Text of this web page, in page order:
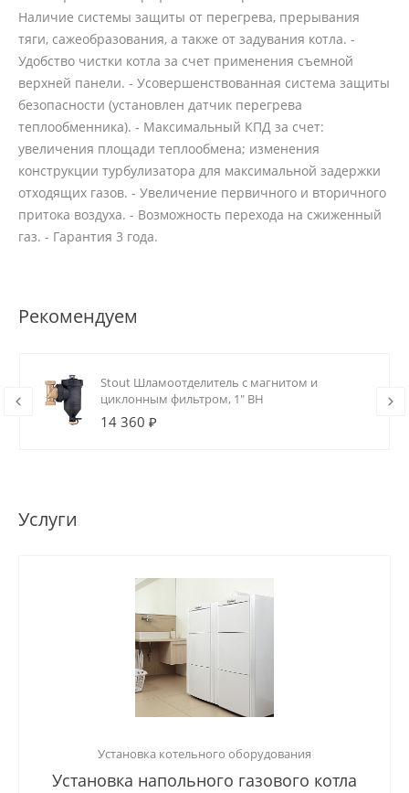
Наличие системы защиты от перегрева, прерывания
тяги, сажеобразования, а также от задувания котла. -
Удобство чистки котла за счет применения съемной
верхней панели. - Усовершенствованная система защиты
безопасности (установлен датчик перегрева
теплообменника). - Максимальный КПД за счет:
увеличения площади теплообмена; изменения
конструкции турбулизатора для максимальной задержки
отходящих газов. - Увеличение первичного и вторичного
притока воздуха. - Возможность перехода на сжиженный
газ. - Гарантия 3 года.
Рекомендуем
Stout Шламоотделитель с магнитом и
циклонным фильтром, 1" ВН
14 360 ₽
Услуги
Установка котельного оборудования
Установка напольного газового котла